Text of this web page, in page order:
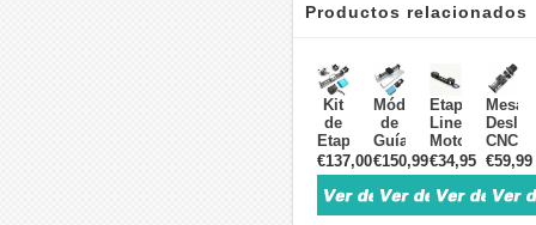
Productos relacionados
Kit
de
Etapa
Lineal
Motorizada
con
Guía
€137,00
Módulo
de
Guía
Lineal
CNC
QMF40
con
€150,99
Etapa
Lineal
Motorizada
Mini
CNC
(Paso
1
€34,95
Mesa
CNC
de
Doble
Guía
con
€59,99